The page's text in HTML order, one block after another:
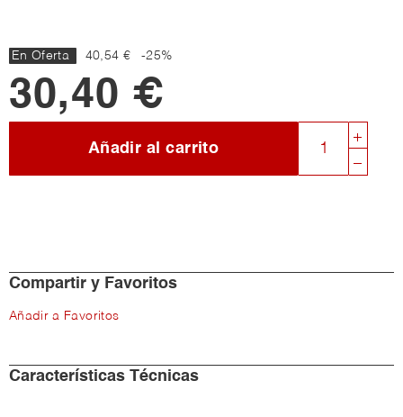
En Oferta 40,54 € -25%
30,40 €
Añadir al carrito
Compartir y Favoritos
Añadir a Favoritos
Características Técnicas